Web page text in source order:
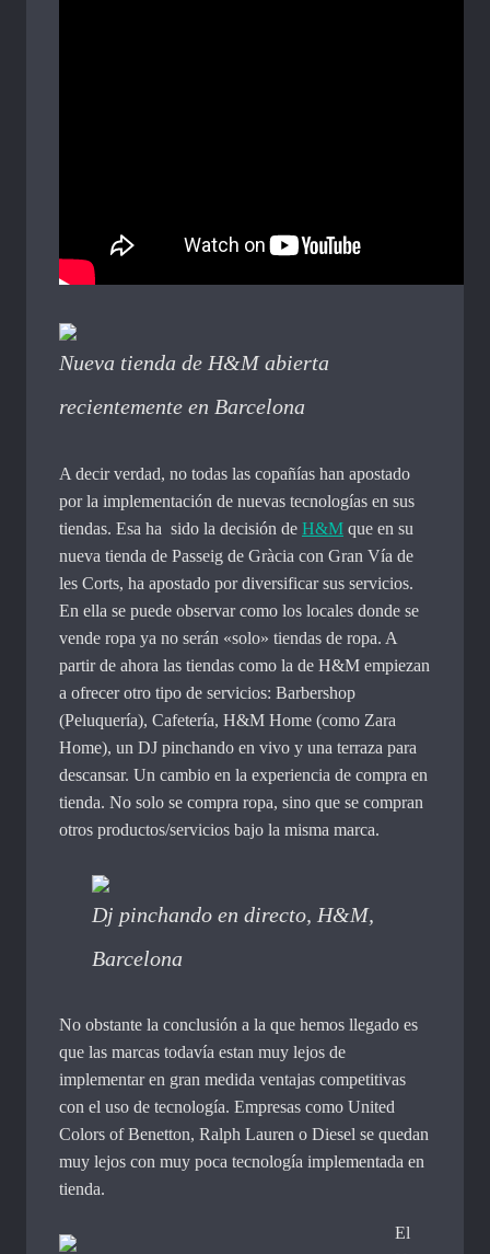
Nueva tienda de H&M abierta
recientemente en Barcelona
A decir verdad, no todas las copañías han apostado
por la implementación de nuevas tecnologías en sus
tiendas. Esa ha sido la decisión de H&M que en su
nueva tienda de Passeig de Gràcia con Gran Vía de
les Corts, ha apostado por diversificar sus servicios.
En ella se puede observar como los locales donde se
vende ropa ya no serán «solo» tiendas de ropa. A
partir de ahora las tiendas como la de H&M empiezan
a ofrecer otro tipo de servicios: Barbershop
(Peluquería), Cafetería, H&M Home (como Zara
Home), un DJ pinchando en vivo y una terraza para
descansar. Un cambio en la experiencia de compra en
tienda. No solo se compra ropa, sino que se compran
otros productos/servicios bajo la misma marca.
Dj pinchando en directo, H&M,
Barcelona
No obstante la conclusión a la que hemos llegado es
que las marcas todavía estan muy lejos de
implementar en gran medida ventajas competitivas
con el uso de tecnología. Empresas como United
Colors of Benetton, Ralph Lauren o Diesel se quedan
muy lejos con muy poca tecnología implementada en
tienda.
El